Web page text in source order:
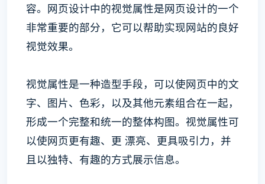
容。网页设计中的视觉属性是网页设计的一个
非常重要的部分，它可以帮助实现网站的良好
视觉效果。
视觉属性是一种造型手段，可以使网页中的文
字、图片、色彩，以及其他元素组合在一起，
形成一个完整和统一的整体构图。视觉属性可
以使网页更有趣、更 漂亮、更具吸引力，并
且以独特、有趣的方式展示信息。